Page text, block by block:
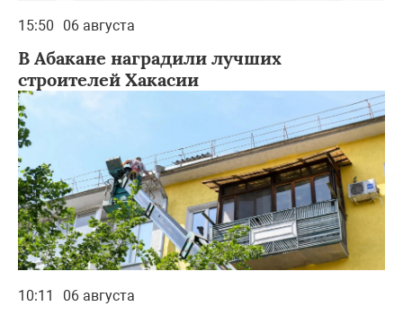
15:50 06 августа
В Абакане наградили лучших
строителей Хакасии
10:11 06 августа